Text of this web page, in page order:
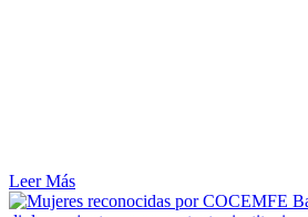
Leer Más